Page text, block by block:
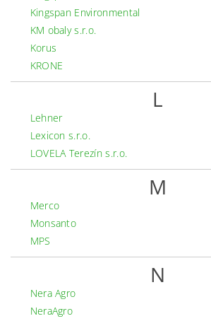
Kingspan Environmental
KM obaly s.r.o.
Korus
KRONE
L
Lehner
Lexicon s.r.o.
LOVELA Terezín s.r.o.
M
Merco
Monsanto
MPS
N
Nera Agro
NeraAgro